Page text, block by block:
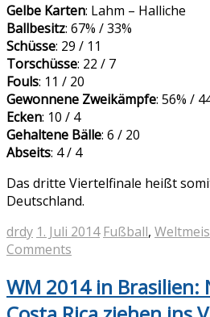
Gelbe Karten: Lahm – Halliche
Ballbesitz: 67% / 33%
Schüsse: 29 / 11
Torschüsse: 22 / 7
Fouls: 11 / 20
Gewonnene Zweikämpfe: 56% /
Ecken: 10 / 4
Gehaltene Bälle: 6 / 20
Abseits: 4 / 4
Das dritte Viertelfinale heißt
Deutschland.
drdy 1. Juli 2014 Fußball,
Comments
WM 2014 in Brasilien: